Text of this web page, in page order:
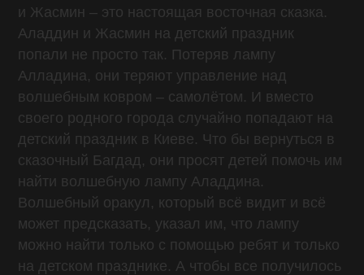
и Жасмин – это настоящая восточная сказка.
Аладдин и Жасмин на детский праздник
попали не просто так. Потеряв лампу
Алладина, они теряют управление над
волшебным ковром – самолётом. И вместо
своего родного города случайно попадают на
детский праздник в Киеве. Что бы вернуться в
сказочный Багдад, они просят детей помочь им
найти волшебную лампу Аладдина.
Волшебный оракул, который всё видит и всё
может предсказать, указал им, что лампу
можно найти только с помощью ребят и только
на детском празднике. А чтобы все получилось